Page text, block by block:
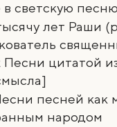
светскую
лет Раши
цитатой
песней как
народом